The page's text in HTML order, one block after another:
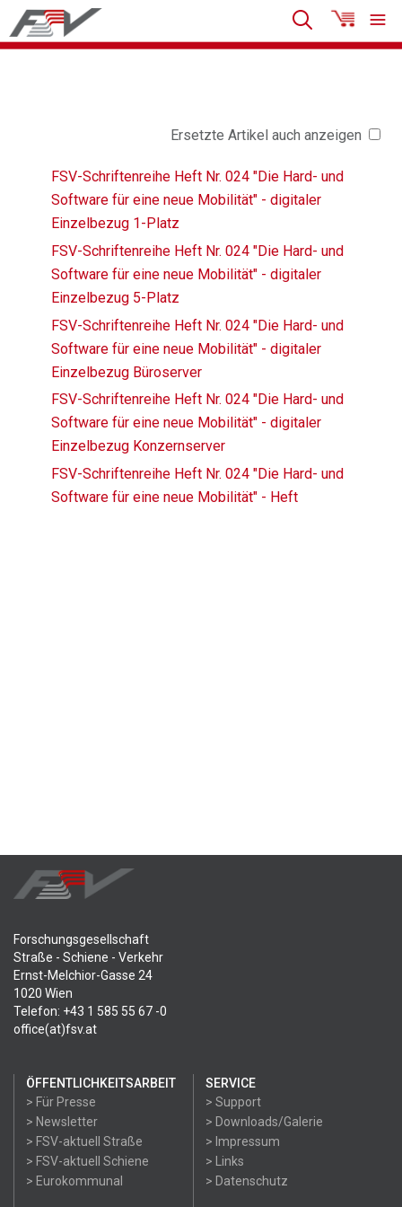
Ersetzte Artikel auch anzeigen
FSV-Schriftenreihe Heft Nr. 024 "Die Hard- und
Software für eine neue Mobilität" - digitaler
Einzelbezug 1-Platz
FSV-Schriftenreihe Heft Nr. 024 "Die Hard- und
Software für eine neue Mobilität" - digitaler
Einzelbezug 5-Platz
FSV-Schriftenreihe Heft Nr. 024 "Die Hard- und
Software für eine neue Mobilität" - digitaler
Einzelbezug Büroserver
FSV-Schriftenreihe Heft Nr. 024 "Die Hard- und
Software für eine neue Mobilität" - digitaler
Einzelbezug Konzernserver
FSV-Schriftenreihe Heft Nr. 024 "Die Hard- und
Software für eine neue Mobilität" - Heft
Forschungsgesellschaft
Straße - Schiene - Verkehr
Ernst-Melchior-Gasse 24
1020 Wien
Telefon: +43 1 585 55 67 -0
office(at)fsv.at
ÖFFENTLICHKEITSARBEIT
> Für Presse
> Newsletter
> FSV-aktuell Straße
> FSV-aktuell Schiene
> Eurokommunal
SERVICE
> Support
> Downloads/Galerie
> Impressum
> Links
> Datenschutz